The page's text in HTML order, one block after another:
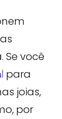
Se você
para
joias,
por